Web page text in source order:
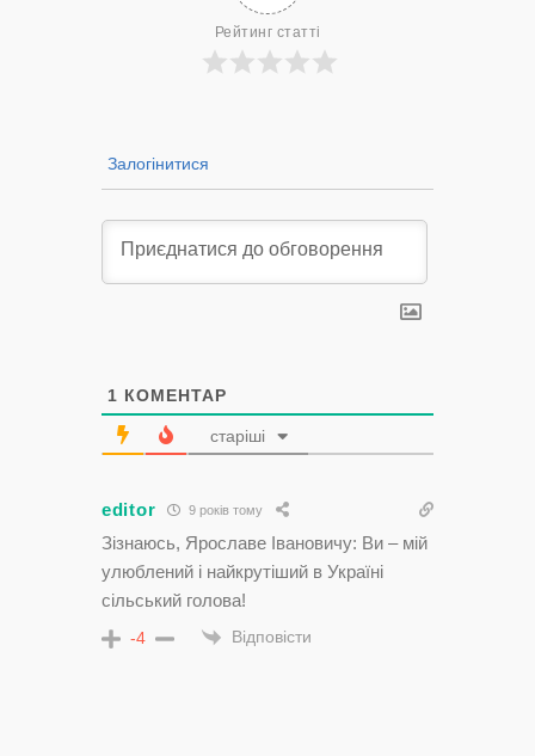
Рейтинг статті
Залогінитися
1 КОМЕНТАР
старіші
editor 9 років тому
Зізнаюсь, Ярославе Івановичу: Ви – мій
улюблений і найкрутіший в Україні
сільський голова!
-4 Відповісти